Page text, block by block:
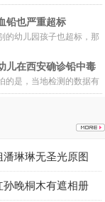
形了，得尽快送医。
铅也严重超标
的幼儿园孩子也超标，那
儿在西安确诊铅中毒
的是，当地检测的数据有
潘琳琳无圣光原图
孙晚桐木有遮相册